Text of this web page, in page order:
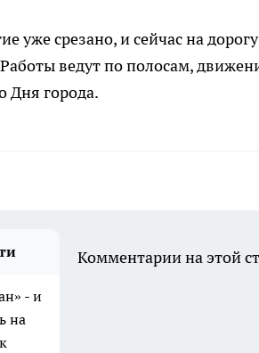
уже срезано, и сейчас на
ведут по полосам,
Дня города.
- и
на
Комментарии на этой